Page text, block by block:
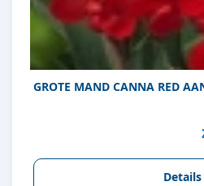
GROTE MAND CANNA RED
Details